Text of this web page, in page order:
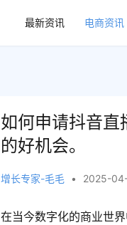
最新资讯 电商资讯
如何申请抖音直
的好机会。
增长专家-毛毛 • 2025-
在当今数字化的商业世